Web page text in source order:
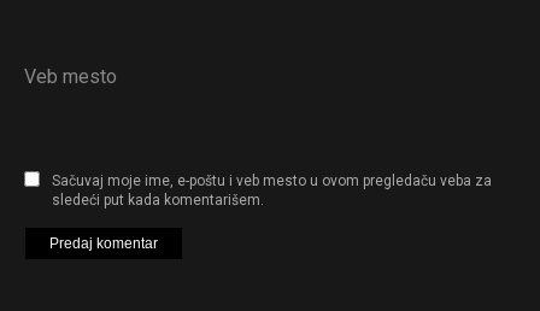
Veb mesto
Sačuvaj moje ime, e-poštu i veb mesto u ovom pregledaču veba za
sledeći put kada komentarišem.